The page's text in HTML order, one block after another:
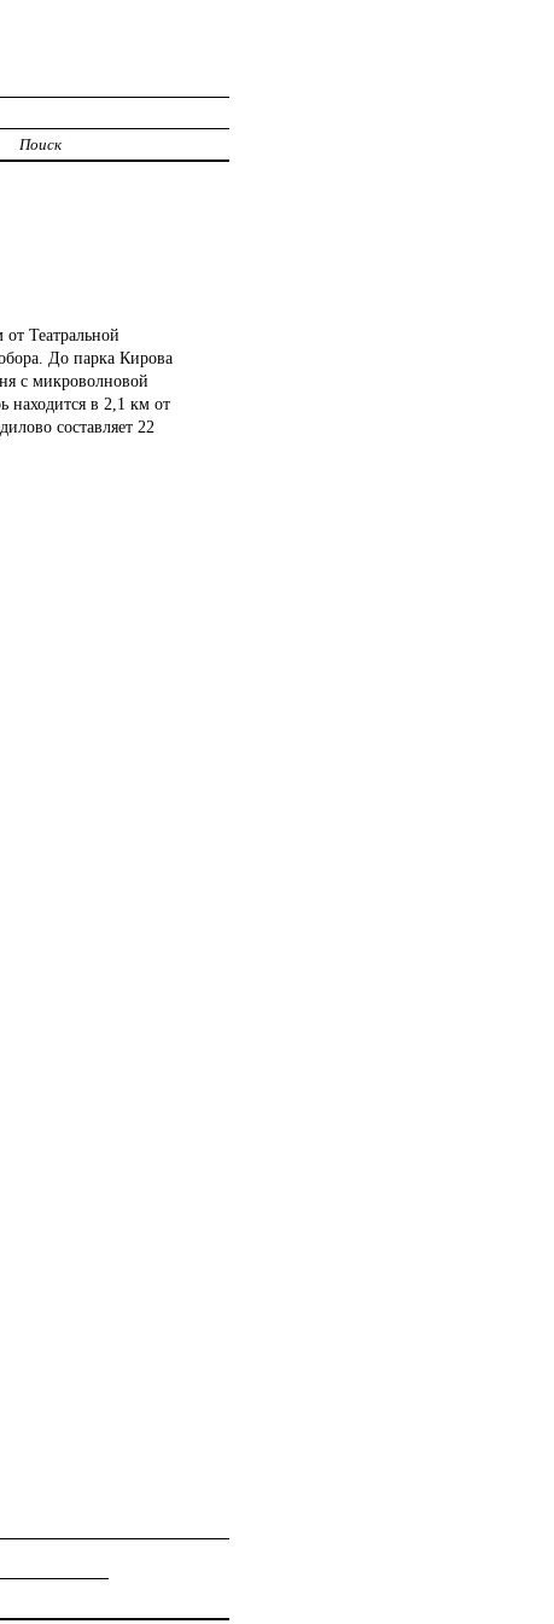
Поиск
Театральной
До парка Кирова
с микроволновой
находится в 2,1 км от
составляет 22